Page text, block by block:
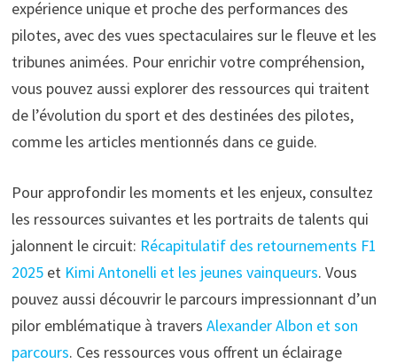
expérience unique et proche des performances des
pilotes, avec des vues spectaculaires sur le fleuve et les
tribunes animées. Pour enrichir votre compréhension,
vous pouvez aussi explorer des ressources qui traitent
de l’évolution du sport et des destinées des pilotes,
comme les articles mentionnés dans ce guide.
Pour approfondir les moments et les enjeux, consultez
les ressources suivantes et les portraits de talents qui
jalonnent le circuit: Récapitulatif des retournements F1
2025et Kimi Antonelli et les jeunes vainqueurs. Vous
pouvez aussi découvrir le parcours impressionnant d’un
pilor emblématique à travers Alexander Albon et son
parcours. Ces ressources vous offrent un éclairage